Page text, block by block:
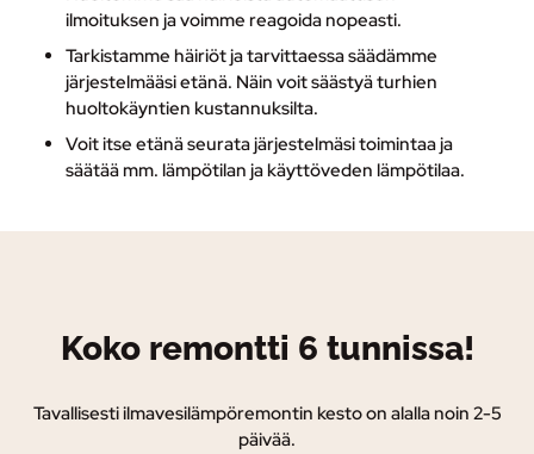
ilmoituksen ja voimme reagoida nopeasti.
Tarkistamme häiriöt ja tarvittaessa säädämme
järjestelmääsi etänä. Näin voit säästyä turhien
huoltokäyntien kustannuksilta.
Voit itse etänä seurata järjestelmäsi toimintaa ja
säätää mm. lämpötilan ja käyttöveden lämpötilaa.
Koko remontti 6 tunnissa!
Tavallisesti ilmavesilämpöremontin kesto on alalla noin 2-5
päivää.